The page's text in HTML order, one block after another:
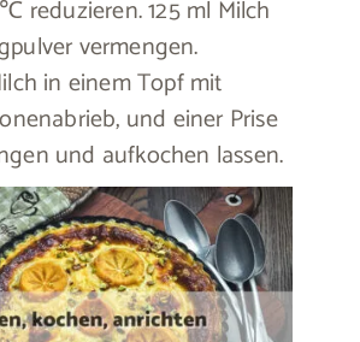
reduzieren. 125 ml Milch
vermengen.
in einem Topf mit
und einer Prise
und aufkochen lassen.